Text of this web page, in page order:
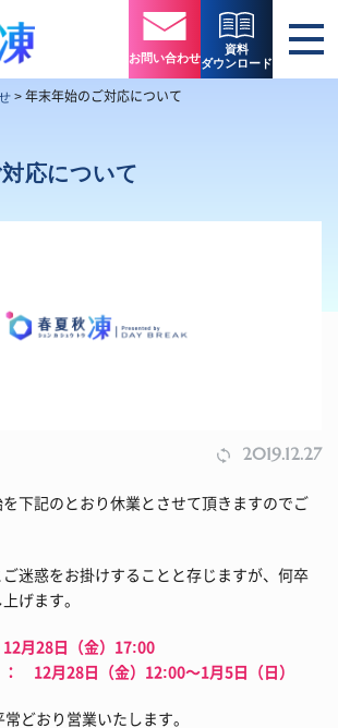
お問い合わせ
資料
ダウンロード
> 年末年始のご対応について
応について
2019.12.27
下記のとおり休業とさせて頂きますのでご
迷惑をお掛けすることと存じますが、何卒
げます。
月28日（金）17:00
12月28日（金）12:00～1月5日（日）
どおり営業いたします。